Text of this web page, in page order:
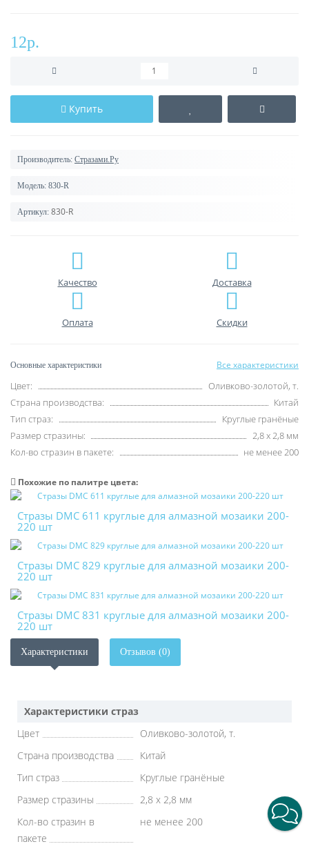
12р.
Купить
Производитель: Стразами.Ру
Модель: 830-R
Артикул: 830-R
Качество Доставка
Оплата Скидки
Основные характеристики Все характеристики
Цвет:
Оливково-золотой, т.
Страна производства:
Китай
Тип страз:
Круглые гранёные
Размер стразины:
2,8 х 2,8 мм
Кол-во стразин в пакете:
не менее 200
Похожие по палитре цвета:
Стразы DMC 611 круглые для алмазной мозаики 200-
220 шт
Стразы DMC 829 круглые для алмазной мозаики 200-
220 шт
Стразы DMC 831 круглые для алмазной мозаики 200-
220 шт
Характеристики Отзывов (0)
Характеристики страз
Цвет
Оливково-золотой, т.
Страна производства
Китай
Тип страз
Круглые гранёные
Размер стразины
2,8 х 2,8 мм
Кол-во стразин в
пакете
не менее 200